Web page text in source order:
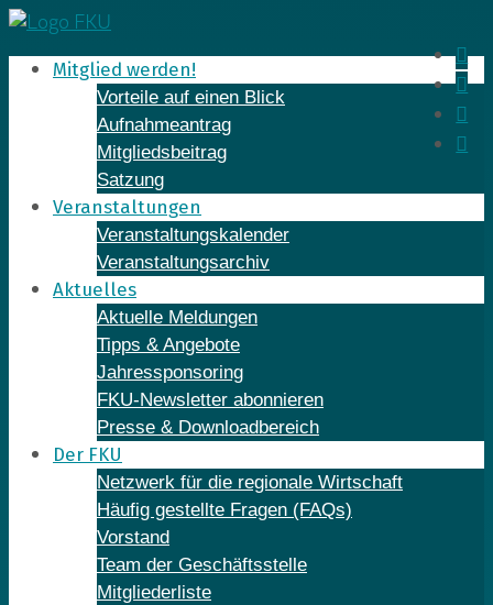
Skip
to
contentMitglied werden!
Vorteile auf einen Blick
Aufnahmeantrag
Mitgliedsbeitrag
Satzung
Veranstaltungen
Veranstaltungskalender
Veranstaltungsarchiv
Aktuelles
Aktuelle Meldungen
Tipps & Angebote
Jahressponsoring
FKU-Newsletter abonnieren
Presse & Downloadbereich
Der FKU
Netzwerk für die regionale Wirtschaft
Häufig gestellte Fragen (FAQs)
Vorstand
Team der Geschäftsstelle
Mitgliederliste